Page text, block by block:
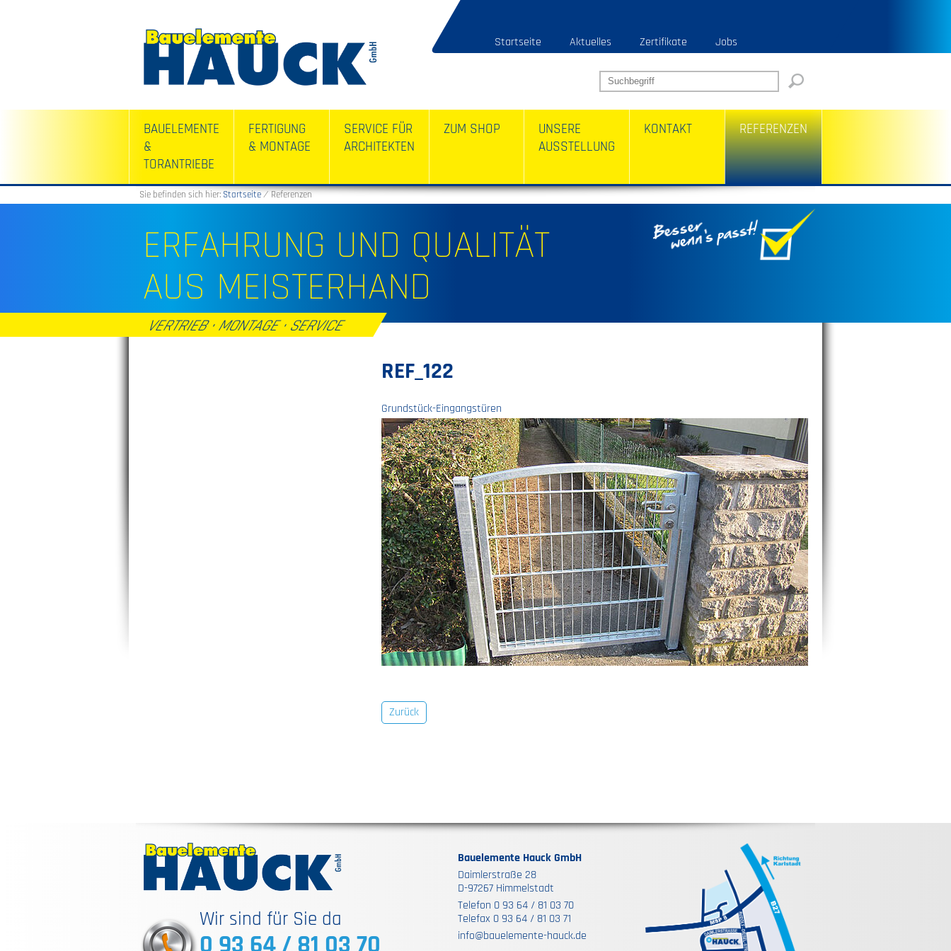
Startseite Aktuelles Zertifikate Jobs
BAUELEMENTE
&
TORANTRIEBE
FERTIGUNG
& MONTAGE
SERVICE FÜR
ARCHITEKTEN
ZUM SHOP
UNSERE
AUSSTELLUNG
KONTAKT REFERENZEN
Sie befinden sich hier: Startseite⁄ Referenzen
VERTRIEB · MONTAGE · SERVICE
ERFAHRUNG UND QUALITÄT
AUS MEISTERHAND
REF_122
Grundstück-Eingangstüren
Zurück
Wir sind für Sie da
Bauelemente Hauck GmbH
Daimlerstraße 28
D-97267 Himmelstadt
Telefon 0 93 64 / 81 03 70
Telefax 0 93 64 / 81 03 71
info@bauelemente-hauck.de